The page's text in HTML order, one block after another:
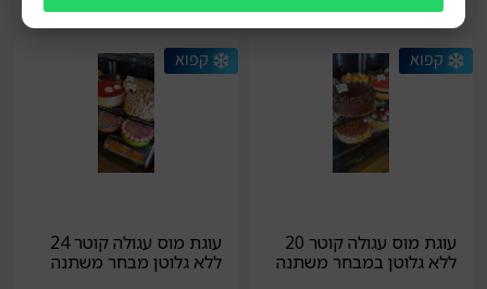
עוגת מוס עגולה קוטר 20
ללא גלוטן במבחר משתנה
עוגת מוס עגולה קוטר 24
ללא גלוטן מבחר משתנה